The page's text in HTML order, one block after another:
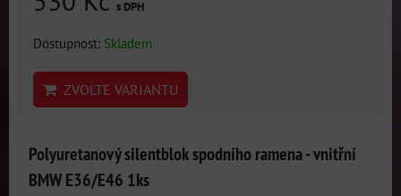
s DPH
Dostupnost: Skladem
ZVOLTE VARIANTU
Polyuretanový silentblok spodního ramena - vnitřní
BMW E36/E46 1ks